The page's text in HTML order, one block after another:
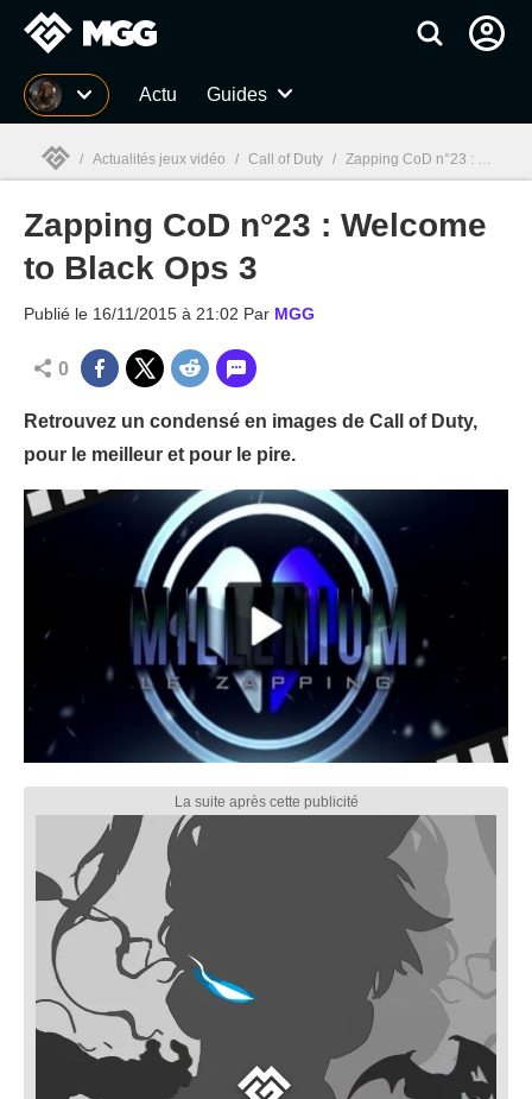
MGG Actu Guides
MGG
/ Actualités jeux vidéo / Call of Duty / Zapping CoD n°23 : Welcome to Black Ops 3
Zapping CoD n°23 : Welcome
to Black Ops 3
Publié le 16/11/2015 à 21:02 Par MGG
0
Retrouvez un condensé en images de Call of Duty,
pour le meilleur et pour le pire.